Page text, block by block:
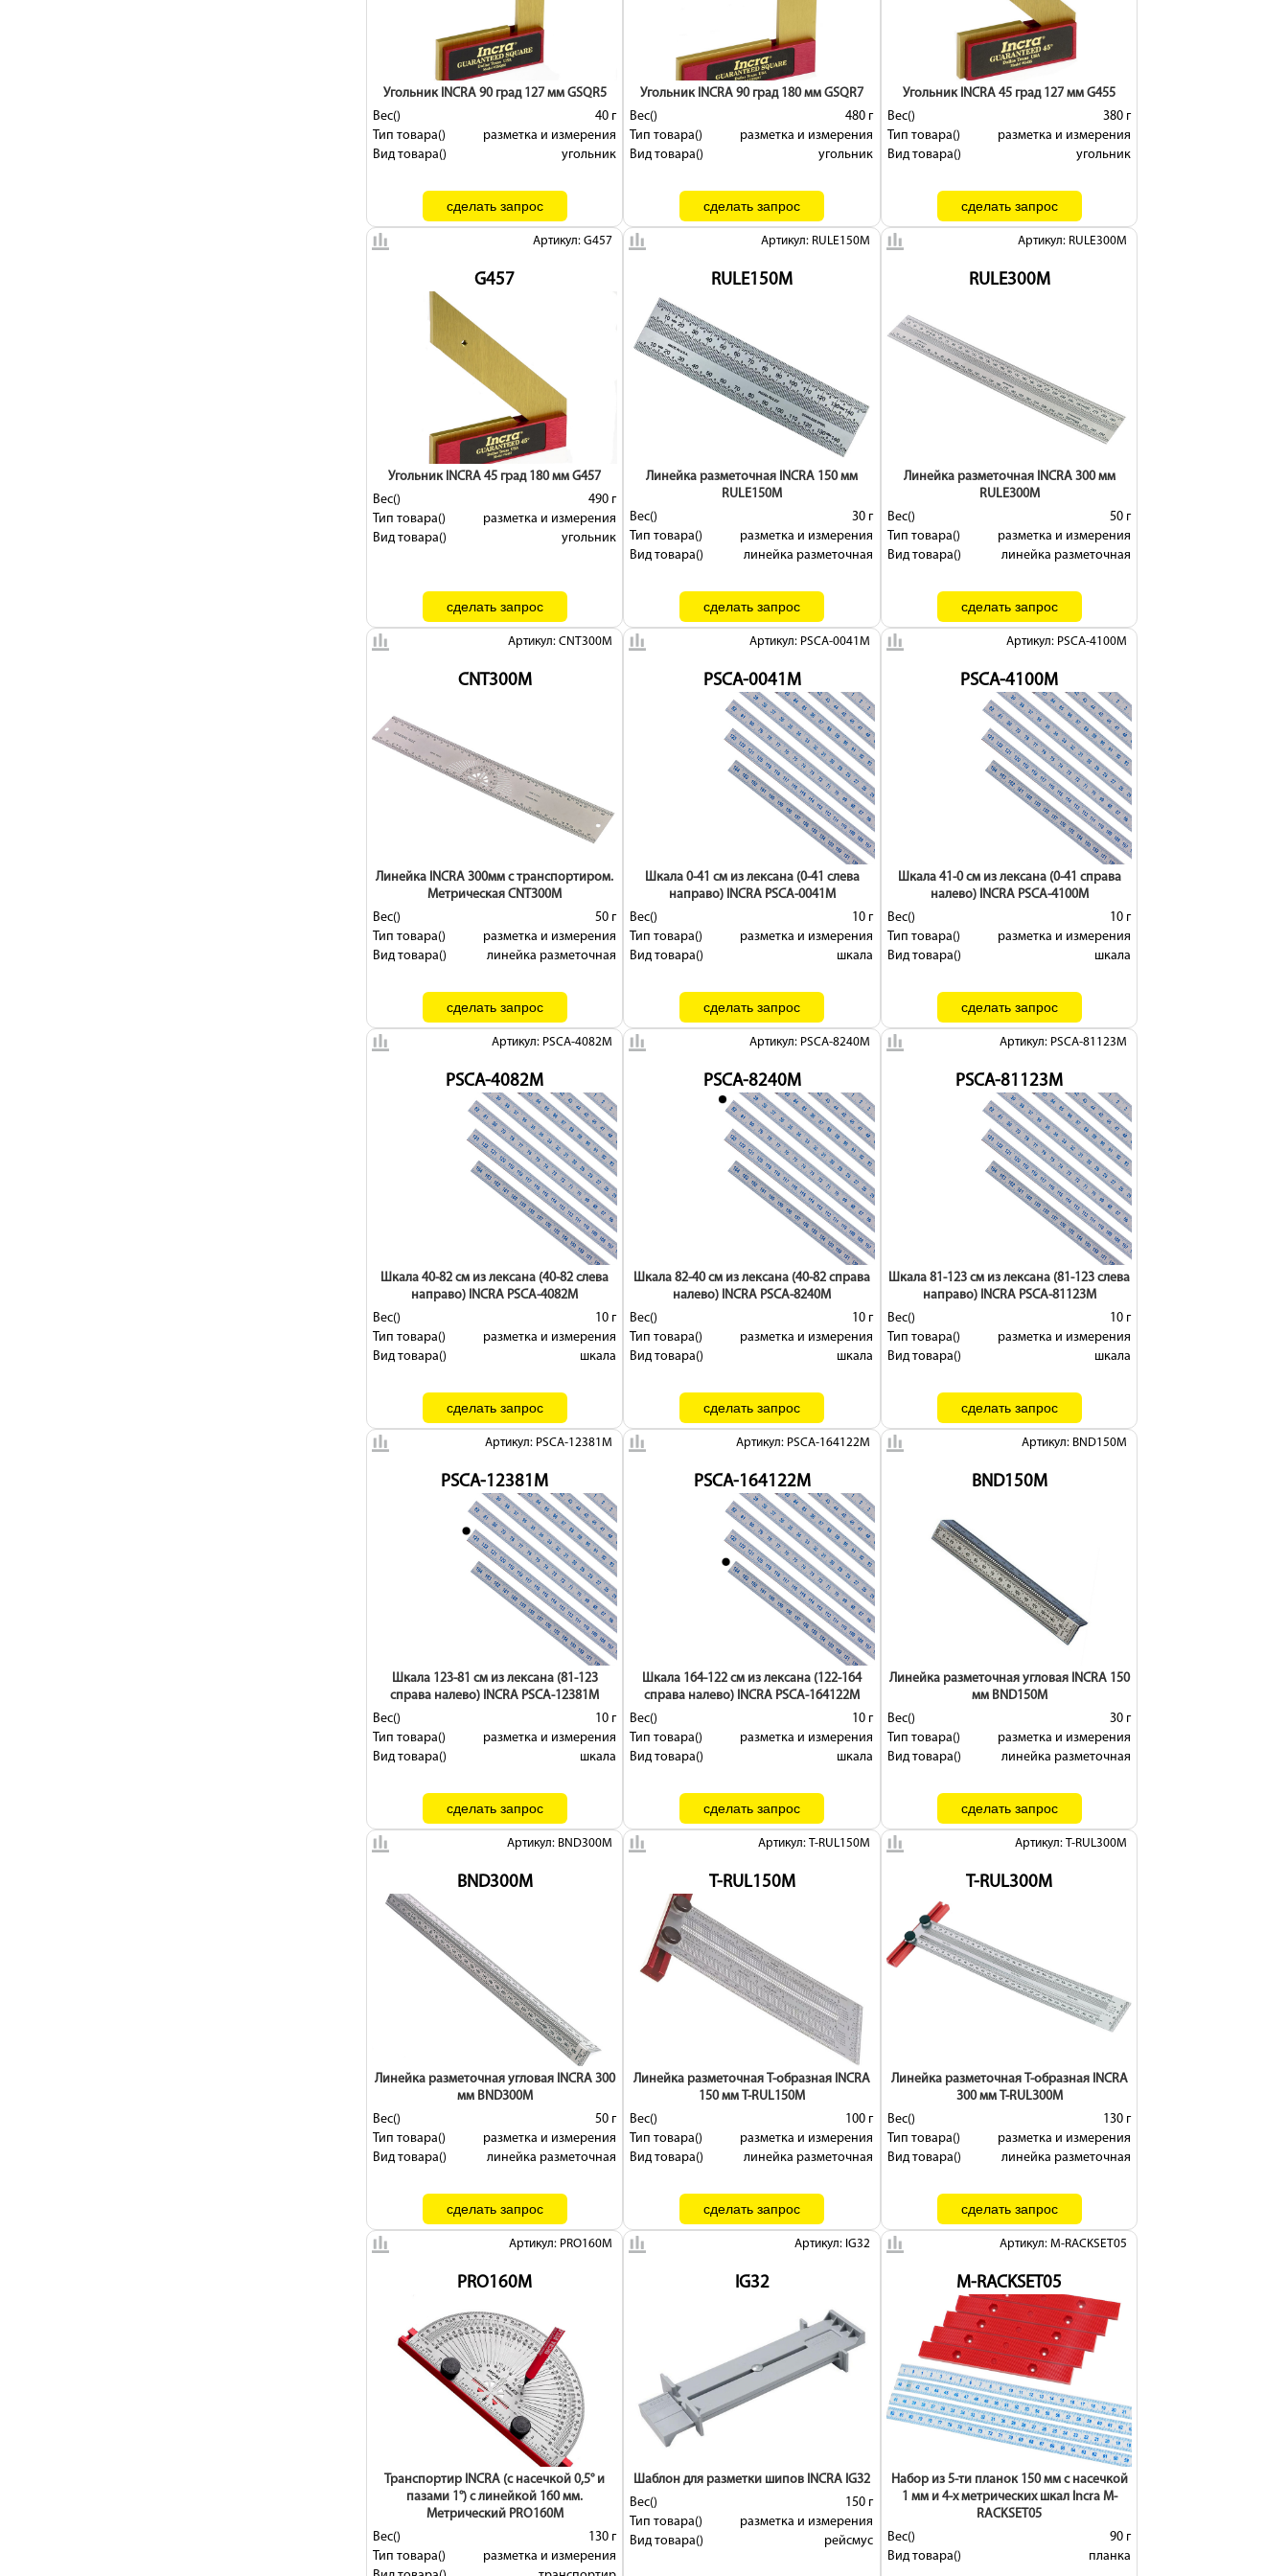
Угольник INCRA 90 град 127 мм GSQR5
Вес()
40 г
Тип товара()
разметка и измерения
Вид товара()
угольник
Угольник INCRA 90 град 180 мм GSQR7
Вес()
480 г
Тип товара()
разметка и измерения
Вид товара()
угольник
Угольник INCRA 45 град 127 мм G455
Вес()
380 г
Тип товара()
разметка и измерения
Вид товара()
угольник
Артикул: G457
G457
Угольник INCRA 45 град 180 мм G457
Вес()
490 г
Тип товара()
разметка и измерения
Вид товара()
угольник
Артикул: RULE150M
RULE150M
Линейка разметочная INCRA 150 мм
RULE150M
Вес()
30 г
Тип товара()
разметка и измерения
Вид товара()
линейка разметочная
Артикул: RULE300M
RULE300M
Линейка разметочная INCRA 300 мм
RULE300M
Вес()
50 г
Тип товара()
разметка и измерения
Вид товара()
линейка разметочная
Артикул: CNT300M
CNT300M
Линейка INCRA 300мм с транспортиром.
Метрическая CNT300M
Вес()
50 г
Тип товара()
разметка и измерения
Вид товара()
линейка разметочная
Артикул: PSCA-0041M
PSCA-0041M
Шкала 0-41 см из лексана (0-41 слева
направо) INCRA PSCA-0041M
Вес()
10 г
Тип товара()
разметка и измерения
Вид товара()
шкала
Артикул: PSCA-4100M
PSCA-4100M
Шкала 41-0 см из лексана (0-41 справа
налево) INCRA PSCA-4100M
Вес()
10 г
Тип товара()
разметка и измерения
Вид товара()
шкала
Артикул: PSCA-4082M
PSCA-4082M
Шкала 40-82 см из лексана (40-82 слева
направо) INCRA PSCA-4082M
Вес()
10 г
Тип товара()
разметка и измерения
Вид товара()
шкала
Артикул: PSCA-8240M
PSCA-8240M
Шкала 82-40 см из лексана (40-82 справа
налево) INCRA PSCA-8240M
Вес()
10 г
Тип товара()
разметка и измерения
Вид товара()
шкала
Артикул: PSCA-81123M
PSCA-81123M
Шкала 81-123 см из лексана (81-123 слева
направо) INCRA PSCA-81123M
Вес()
10 г
Тип товара()
разметка и измерения
Вид товара()
шкала
Артикул: PSCA-12381M
PSCA-12381M
Шкала 123-81 см из лексана (81-123
справа налево) INCRA PSCA-12381M
Вес()
10 г
Тип товара()
разметка и измерения
Вид товара()
шкала
Артикул: PSCA-164122M
PSCA-164122M
Шкала 164-122 см из лексана (122-164
справа налево) INCRA PSCA-164122M
Вес()
10 г
Тип товара()
разметка и измерения
Вид товара()
шкала
Артикул: BND150M
BND150M
Линейка разметочная угловая INCRA 150
мм BND150M
Вес()
30 г
Тип товара()
разметка и измерения
Вид товара()
линейка разметочная
Артикул: BND300M
BND300M
Линейка разметочная угловая INCRA 300
мм BND300M
Вес()
50 г
Тип товара()
разметка и измерения
Вид товара()
линейка разметочная
Артикул: T-RUL150M
T-RUL150M
Линейка разметочная Т-образная INCRA
150 мм T-RUL150M
Вес()
100 г
Тип товара()
разметка и измерения
Вид товара()
линейка разметочная
Артикул: T-RUL300M
T-RUL300M
Линейка разметочная Т-образная INCRA
300 мм T-RUL300M
Вес()
130 г
Тип товара()
разметка и измерения
Вид товара()
линейка разметочная
Артикул: PRO160M
PRO160M
Транспортир INCRA (с насечкой 0,5° и
пазами 1°) с линейкой 160 мм.
Метрический PRO160M
Вес()
130 г
Тип товара()
разметка и измерения
Артикул: IG32
IG32
Шаблон для разметки шипов INCRA IG32
Вес()
150 г
Тип товара()
разметка и измерения
Вид товара()
рейсмус
Артикул: M-RACKSET05
M-RACKSET05
Набор из 5-ти планок 150 мм с насечкой
1 мм и 4-х метрических шкал Incra M-
RACKSET05
Вес()
90 г
Вид товара()
планка